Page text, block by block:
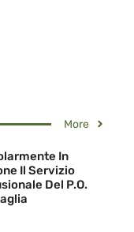
More
In
Il Servizio
Del P.O.